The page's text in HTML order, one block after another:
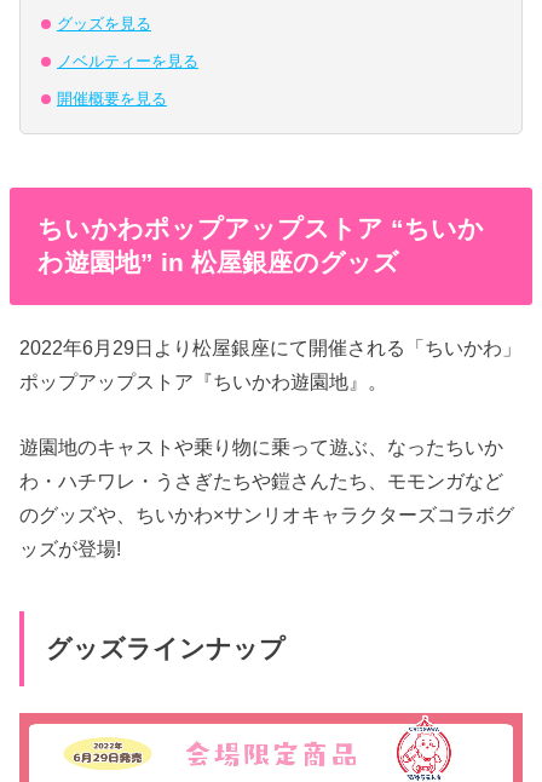
グッズを見る
ノベルティーを見る
開催概要を見る
ちいかわポップアップストア “ちいか
わ遊園地” in 松屋銀座のグッズ
2022年6月29日より松屋銀座にて開催される「ちいかわ」
ポップアップストア『ちいかわ遊園地』。
遊園地のキャストや乗り物に乗って遊ぶ、なったちいか
わ・ハチワレ・うさぎたちや鎧さんたち、モモンガなど
のグッズや、ちいかわ×サンリオキャラクターズコラボグ
ッズが登場!
グッズラインナップ